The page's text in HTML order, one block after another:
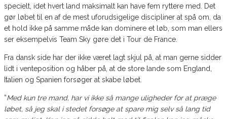
specielt, idet hvert land maksimalt kan have fem ryttere med. Det
gør løbet til en af de mest uforudsigelige discipliner at spå om, da
et hold ikke på samme måde kan dominere et løb, som man ellers
ser eksempelvis Team Sky gøre det i Tour de France.
Fra dansk side har der ikke været lagt skjul på, at man gerne sidder
lidt i venteposition og håber på, at de store lande som England,
Italien og Spanien forsøger at skabe løbet.
”Med kun tre mand, har vi ikke så mange uligheder for at præge
løbet, så jeg skal i stedet forsøge at spare mig selv så lang tid